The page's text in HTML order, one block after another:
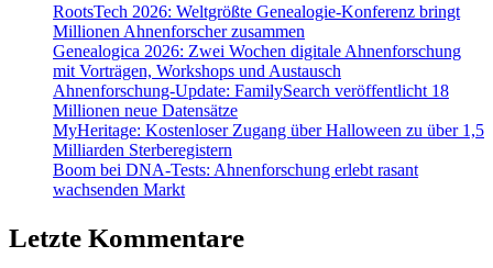
RootsTech 2026: Weltgrößte Genealogie-Konferenz bringt
Millionen Ahnenforscher zusammen
Genealogica 2026: Zwei Wochen digitale Ahnenforschung
mit Vorträgen, Workshops und Austausch
Ahnenforschung-Update: FamilySearch veröffentlicht 18
Millionen neue Datensätze
MyHeritage: Kostenloser Zugang über Halloween zu über 1,5
Milliarden Sterberegistern
Boom bei DNA-Tests: Ahnenforschung erlebt rasant
wachsenden Markt
Letzte Kommentare